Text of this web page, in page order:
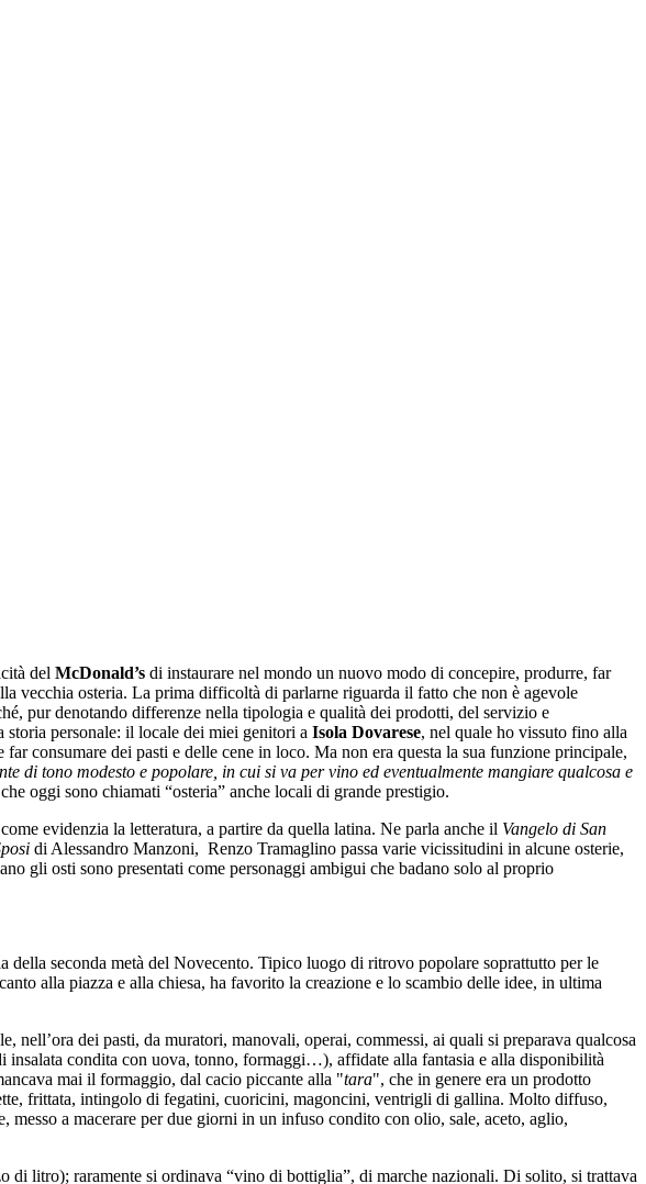
del McDonald’s di instaurare nel mondo un nuovo modo di concepire, produrre, far
vecchia osteria. La prima difficoltà di parlarne riguarda il fatto che non è agevole
pur denotando differenze nella tipologia e qualità dei prodotti, del servizio e
personale: il locale dei miei genitori a Isola Dovarese, nel quale ho vissuto fino alla
consumare dei pasti e delle cene in loco. Ma non era questa la sua funzione principale,
di tono modesto e popolare, in cui si va per vino ed eventualmente mangiare qualcosa e
oggi sono chiamati “osteria” anche locali di grande prestigio.
evidenzia la letteratura, a partire da quella latina. Ne parla anche il Vangelo di San
di Alessandro Manzoni, Renzo Tramaglino passa varie vicissitudini in alcune osterie,
gli osti sono presentati come personaggi ambigui che badano solo al proprio
seconda metà del Novecento. Tipico luogo di ritrovo popolare soprattutto per le
alla piazza e alla chiesa, ha favorito la creazione e lo scambio delle idee, in ultima
nell’ora dei pasti, da muratori, manovali, operai, commessi, ai quali si preparava qualcosa
insalata condita con uova, tonno, formaggi…), affidate alla fantasia e alla disponibilità
mai il formaggio, dal cacio piccante alla "tara", che in genere era un prodotto
frittata, intingolo di fegatini, cuoricini, magoncini, ventrigli di gallina. Molto diffuso,
a macerare per due giorni in un infuso condito con olio, sale, aceto, aglio,
litro); raramente si ordinava “vino di bottiglia”, di marche nazionali. Di solito, si trattava